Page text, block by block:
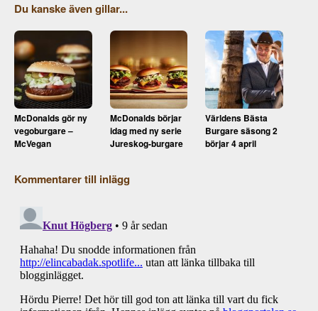
Du kanske även gillar...
McDonalds gör ny
vegoburgare –
McVegan
McDonalds börjar
idag med ny serie
Jureskog-burgare
Världens Bästa
Burgare säsong 2
börjar 4 april
Kommentarer till inlägg